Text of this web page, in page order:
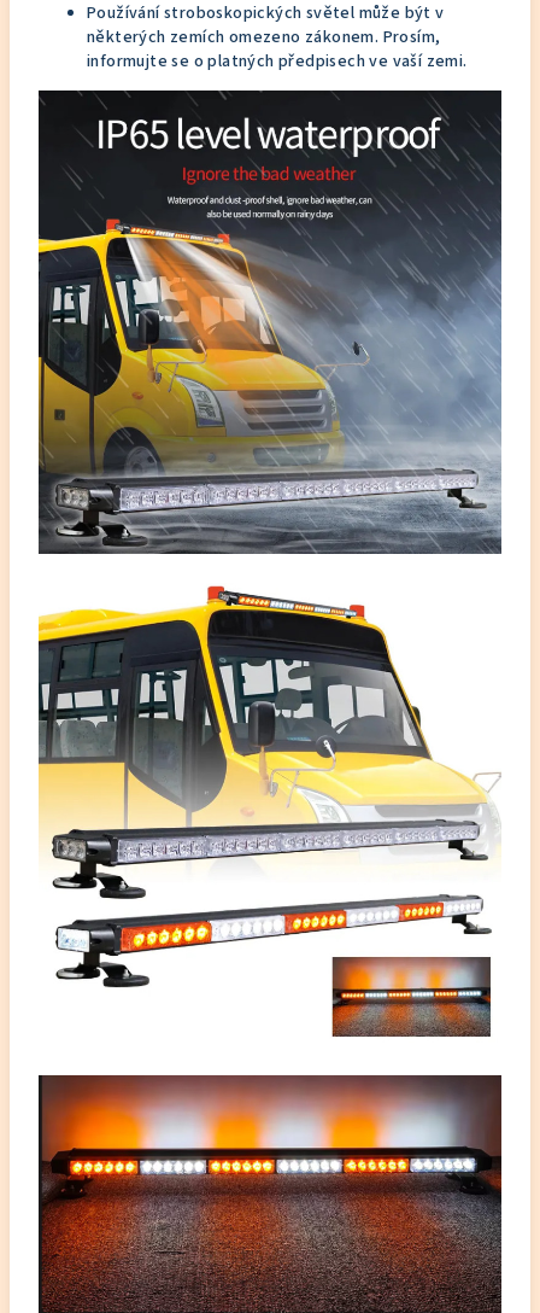
Používání stroboskopických světel může být v
některých zemích omezeno zákonem. Prosím,
informujte se o platných předpisech ve vaší zemi.